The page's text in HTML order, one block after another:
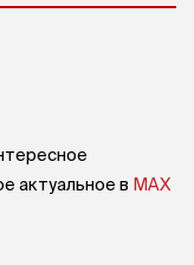
актуальное в MAX